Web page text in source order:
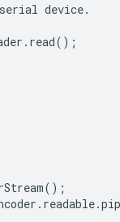
serial device.
. read();
();
. readable.